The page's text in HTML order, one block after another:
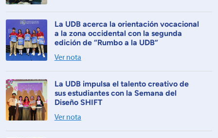
La UDB acerca la orientación vocacional
a la zona occidental con la segunda
edición de “Rumbo a la UDB”
Ver nota
La UDB impulsa el talento creativo de
sus estudiantes con la Semana del
Diseño SHIFT
Ver nota